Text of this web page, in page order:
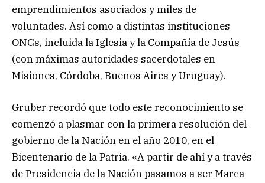
emprendimientos asociados y miles de
voluntades. Así como a distintas instituciones
ONGs, incluida la Iglesia y la Compañía de Jesús
(con máximas autoridades sacerdotales en
Misiones, Córdoba, Buenos Aires y Uruguay).
Gruber recordó que todo este reconocimiento se
comenzó a plasmar con la primera resolución del
gobierno de la Nación en el año 2010, en el
Bicentenario de la Patria. «A partir de ahí y a través
de Presidencia de la Nación pasamos a ser Marca